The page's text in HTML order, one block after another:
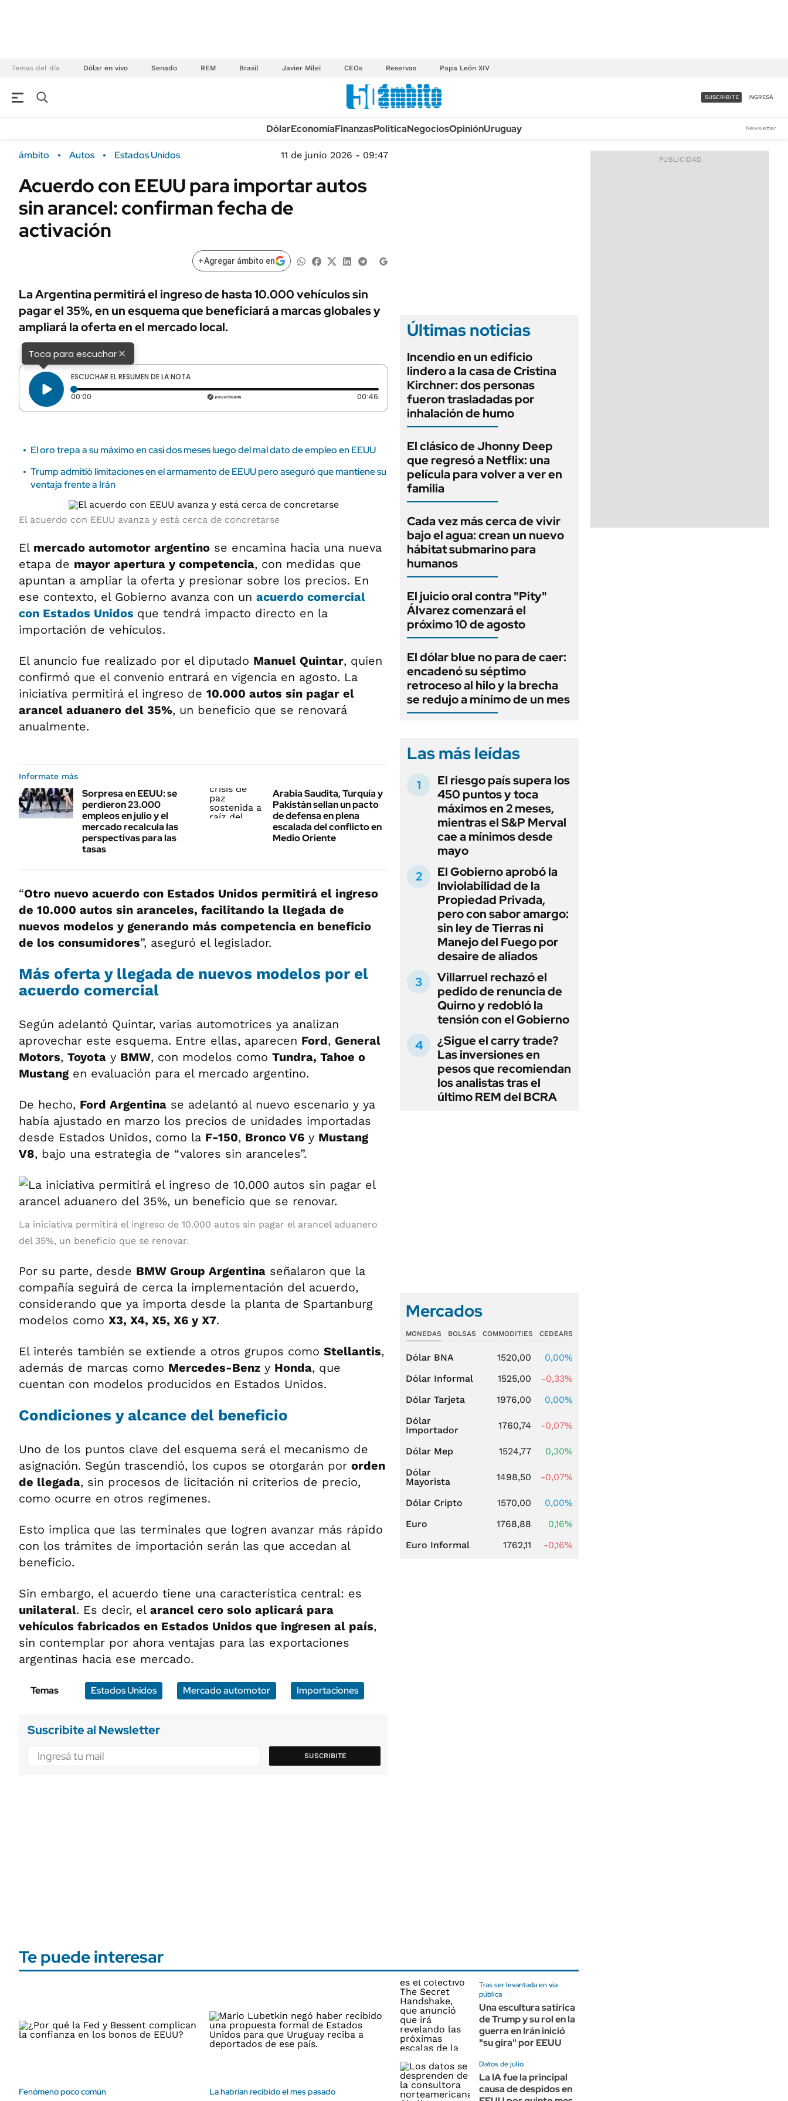
Temas del día Dólar en vivo Senado REM Brasil Javier Milei CEOs Reservas Papa León XIV
Campo
FINANZAS
Dólar
Sustentabilidad
Seguros
URUGUAY
TECNOLOGÍA
MÉXICO
MUNDO
AUTOS
ACCESO FULL - $1.800/MES
SUSCRIBITE INGRESÁ
DólarEconomíaFinanzasPolíticaNegociosOpiniónUruguay Newsletter
ámbito Autos Estados Unidos 11 de junio 2026 - 09:47
Acuerdo con EEUU para importar autos
sin arancel: confirman fecha de
activación
+Agregar ámbito en
La Argentina permitirá el ingreso de hasta 10.000 vehículos sin
pagar el 35%, en un esquema que beneficiará a marcas globales y
ampliará la oferta en el mercado local.
Toca para escuchar×
ESCUCHAR EL RESUMEN DE LA NOTA
00:00 Tiempo transcurrido: 0 segundos 00:46 Duración: 46 segundos
El oro trepa a su máximo en casi dos meses luego del mal dato de empleo en EEUU
Trump admitió limitaciones en el armamento de EEUU pero aseguró que mantiene su
ventaja frente a Irán
El acuerdo con EEUU avanza y está cerca de concretarse
El mercado automotor argentino se encamina hacia una nueva
etapa de mayor apertura y competencia, con medidas que
apuntan a ampliar la oferta y presionar sobre los precios. En
ese contexto, el Gobierno avanza con un acuerdo comercial
con Estados Unidos que tendrá impacto directo en la
importación de vehículos.
El anuncio fue realizado por el diputado Manuel Quintar, quien
confirmó que el convenio entrará en vigencia en agosto. La
iniciativa permitirá el ingreso de 10.000 autos sin pagar el
arancel aduanero del 35%, un beneficio que se renovará
anualmente.
Informate más
Sorpresa en EEUU: se
perdieron 23.000
empleos en julio y el
mercado recalcula las
perspectivas para las
tasas
Arabia Saudita, Turquía y
Pakistán sellan un pacto
de defensa en plena
escalada del conflicto en
Medio Oriente
“Otro nuevo acuerdo con Estados Unidos permitirá el ingreso
de 10.000 autos sin aranceles, facilitando la llegada de
nuevos modelos y generando más competencia en beneficio
de los consumidores”, aseguró el legislador.
Más oferta y llegada de nuevos modelos por el
acuerdo comercial
Según adelantó Quintar, varias automotrices ya analizan
aprovechar este esquema. Entre ellas, aparecen Ford, General
Motors, Toyota y BMW, con modelos como Tundra, Tahoe o
Mustang en evaluación para el mercado argentino.
De hecho, Ford Argentina se adelantó al nuevo escenario y ya
había ajustado en marzo los precios de unidades importadas
desde Estados Unidos, como la F-150, Bronco V6 y Mustang
V8, bajo una estrategia de “valores sin aranceles”.
La iniciativa permitirá el ingreso de 10.000 autos sin pagar el arancel aduanero
del 35%, un beneficio que se renovar.
Por su parte, desde BMW Group Argentina señalaron que la
compañía seguirá de cerca la implementación del acuerdo,
considerando que ya importa desde la planta de Spartanburg
modelos como X3, X4, X5, X6 y X7.
El interés también se extiende a otros grupos como Stellantis,
además de marcas como Mercedes-Benz y Honda, que
cuentan con modelos producidos en Estados Unidos.
Condiciones y alcance del beneficio
Uno de los puntos clave del esquema será el mecanismo de
asignación. Según trascendió, los cupos se otorgarán por orden
de llegada, sin procesos de licitación ni criterios de precio,
como ocurre en otros regímenes.
Esto implica que las terminales que logren avanzar más rápido
con los trámites de importación serán las que accedan al
beneficio.
Sin embargo, el acuerdo tiene una característica central: es
unilateral. Es decir, el arancel cero solo aplicará para
vehículos fabricados en Estados Unidos que ingresen al país,
sin contemplar por ahora ventajas para las exportaciones
argentinas hacia ese mercado.
Temas Estados Unidos Mercado automotor Importaciones
Suscribite al Newsletter
SUSCRIBITE
Últimas noticias
Incendio en un edificio
lindero a la casa de Cristina
Kirchner: dos personas
fueron trasladadas por
inhalación de humo
El clásico de Jhonny Deep
que regresó a Netflix: una
película para volver a ver en
familia
Cada vez más cerca de vivir
bajo el agua: crean un nuevo
hábitat submarino para
humanos
El juicio oral contra "Pity"
Álvarez comenzará el
próximo 10 de agosto
El dólar blue no para de caer:
encadenó su séptimo
retroceso al hilo y la brecha
se redujo a mínimo de un mes
Las más leídas
El riesgo país supera los
450 puntos y toca
máximos en 2 meses,
mientras el S&P Merval
cae a mínimos desde
mayo
El Gobierno aprobó la
Inviolabilidad de la
Propiedad Privada,
pero con sabor amargo:
sin ley de Tierras ni
Manejo del Fuego por
desaire de aliados
Villarruel rechazó el
pedido de renuncia de
Quirno y redobló la
tensión con el Gobierno
¿Sigue el carry trade?
Las inversiones en
pesos que recomiendan
los analistas tras el
último REM del BCRA
Mercados
MONEDAS BOLSAS COMMODITIES CEDEARS
Dólar BNA 1520,00
0,00%
Dólar Informal
1525,00
-0,33%
Dólar Tarjeta
1976,00
0,00%
Dólar
Importador
1760,74 -0,07%
Dólar Mep 1524,77
0,30%
Dólar
Mayorista
1498,50 -0,07%
Dólar Cripto 1570,00
0,00%
Euro
1768,88
0,16%
Euro Informal
1762,11 -0,16%
Te puede interesar
Fenómeno poco común La habrían recibido el mes pasado
Tras ser levantada en vía
pública
Una escultura satírica
de Trump y su rol en la
guerra en Irán inició
"su gira" por EEUU
Datos de julio
La IA fue la principal
causa de despidos en